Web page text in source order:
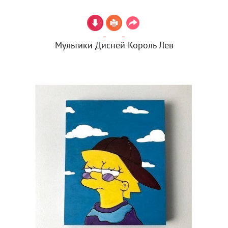
Мультики Дисней Король Лев